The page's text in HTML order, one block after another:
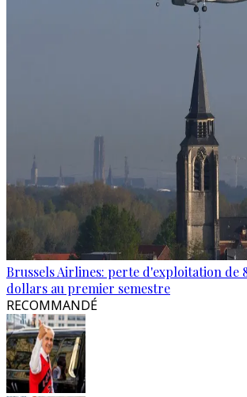
Brussels Airlines: perte d'exploitation de
dollars au premier semestre
RECOMMANDÉ